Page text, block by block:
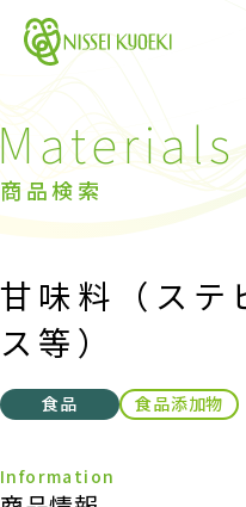
商品検索
甘味料（ステ
ス等）
食品 食品添加物